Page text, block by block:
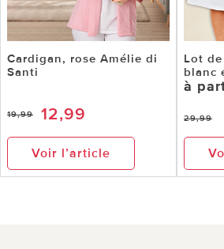
Cardigan, rose Amélie di
Santi
19,99 12,99
Voir l’article
Lot
blanc
à
29,99